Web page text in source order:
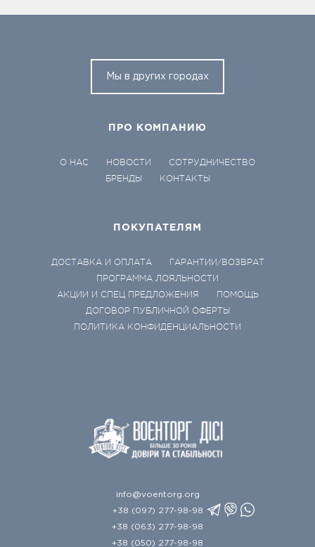
Мы в других городах
ПРО КОМПАНИЮ
О НАС НОВОСТИ
СОТРУДНИЧЕСТВО
БРЕНДЫ
КОНТАКТЫ
ПОКУПАТЕЛЯМ
ДОСТАВКА И ОПЛАТА
ГАРАНТИИ/ВОЗВРАТ
ПРОГРАММА ЛОЯЛЬНОСТИ
АКЦИИ И СПЕЦ ПРЕДЛОЖЕНИЯ
ПОМОЩЬ
ДОГОВОР ПУБЛИЧНОЙ ОФЕРТЫ
ПОЛИТИКА КОНФИДЕНЦИАЛЬНОСТИ
info@voentorg.org
+38 (097) 277-98-98
+38 (063) 277-98-98
+38 (050) 277-98-98